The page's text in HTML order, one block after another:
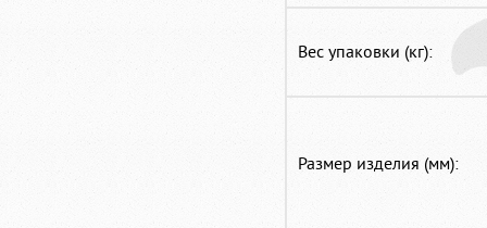
Вес упаковки (кг):
Размер изделия (мм):